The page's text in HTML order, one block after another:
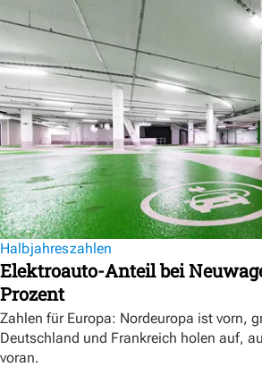
Halbjahreszahlen
Elektroauto-Anteil bei
Prozent
Zahlen für Europa: Nordeuropa ist vorn,
Deutschland und Frankreich holen auf,
voran.